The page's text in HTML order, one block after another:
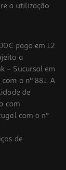
Preta 19 Bar
a utilização
pago em 12
a
– Sucursal em
o nº 881. A
de
com
com o nº
de